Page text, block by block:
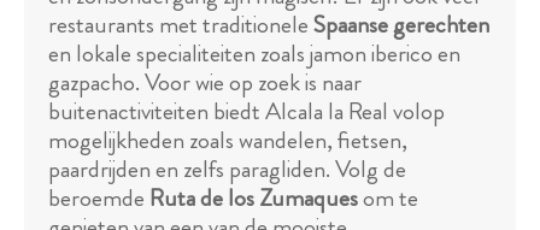
restaurants met traditioneleSpaanse gerechten
en lokale specialiteiten zoals jamon iberico en
gazpacho. Voor wie op zoek is naar
buitenactiviteiten biedt Alcala la Real volop
mogelijkheden zoals wandelen, fietsen,
paardrijden en zelfs paragliden. Volg de
beroemde Ruta de los Zumaquesom te